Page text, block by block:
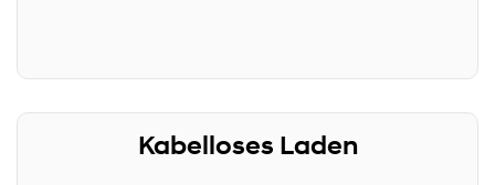
Kabelloses Laden